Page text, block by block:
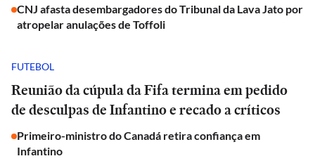
CNJ afasta desembargadores do Tribunal da Lava Jato por
atropelar anulações de Toffoli
FUTEBOL
Reunião da cúpula da Fifa termina em pedido
de desculpas de Infantino e recado a críticos
Primeiro-ministro do Canadá retira confiança em
Infantino